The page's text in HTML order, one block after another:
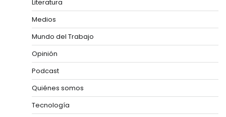
Literatura
Medios
Mundo del Trabajo
Opinión
Podcast
Quiénes somos
Tecnología